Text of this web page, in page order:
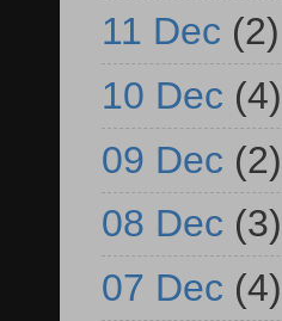
11 Dec (2)
10 Dec (4)
09 Dec (2)
08 Dec (3)
07 Dec (4)